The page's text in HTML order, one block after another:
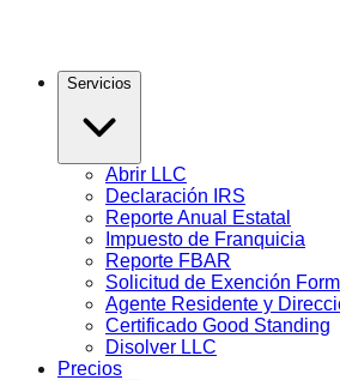
Servicios
Abrir LLC
Declaración IRS
Reporte Anual Estatal
Impuesto de Franquicia
Reporte FBAR
Solicitud de Exención
Agente Residente y
Certificado Good Standing
Disolver LLC
Precios